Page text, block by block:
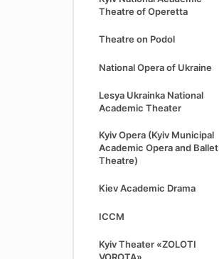
Theatre of Operetta
Theatre on Podol
National Opera of Ukraine
Lesya Ukrainka National
Academic Theater
Kyiv Opera (Kyiv Municipal
Academic Opera and Ballet
Theatre)
Kiev Academic Drama
ICCM
Kyiv Theater «ZOLOTІ